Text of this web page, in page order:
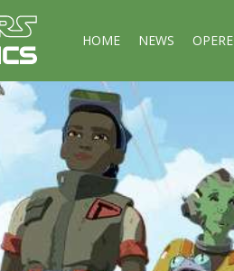
HOME NEWS OPERE